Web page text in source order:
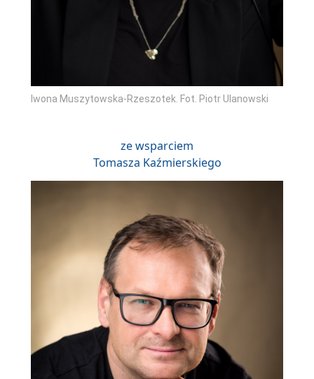
Iwona Muszytowska-Rzeszotek. Fot. Piotr Ulanowski
ze wsparciem
Tomasza Kaźmierskiego